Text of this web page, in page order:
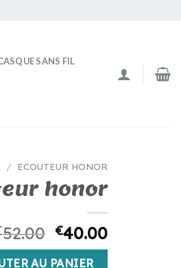
SANS FIL
/ ECOUTEUR HONOR
honor
52.00 €40.00
AU PANIER